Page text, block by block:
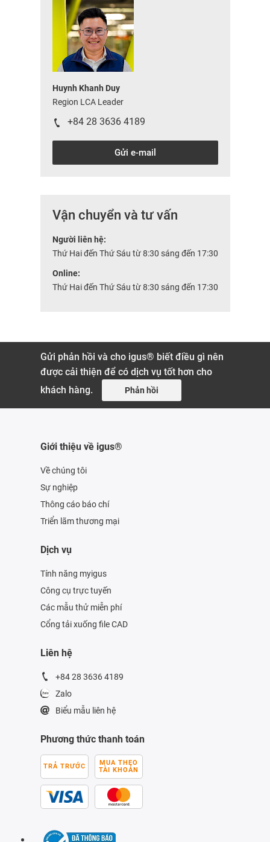
Huynh Khanh Duy
Region LCA Leader
+84 28 3636 4189
Gửi e-mail
Vận chuyển và tư vấn
Người liên hệ:
Thứ Hai đến Thứ Sáu từ 8:30 sáng đến 17:30
Online:
Thứ Hai đến Thứ Sáu từ 8:30 sáng đến 17:30
Gửi phản hồi và cho igus® biết điều gì nên
được cải thiện để có dịch vụ tốt hơn cho
khách hàng.
Phản hồi
Giới thiệu về igus®
Về chúng tôi
Sự nghiệp
Thông cáo báo chí
Triển lãm thương mại
Dịch vụ
Tính năng myigus
Công cụ trực tuyến
Các mẫu thử miễn phí
Cổng tải xuống file CAD
Liên hệ
+84 28 3636 4189
Zalo
Biểu mẫu liên hệ
Phương thức thanh toán
TRẢ TRƯỚC
MUA THEO
TÀI KHOẢN